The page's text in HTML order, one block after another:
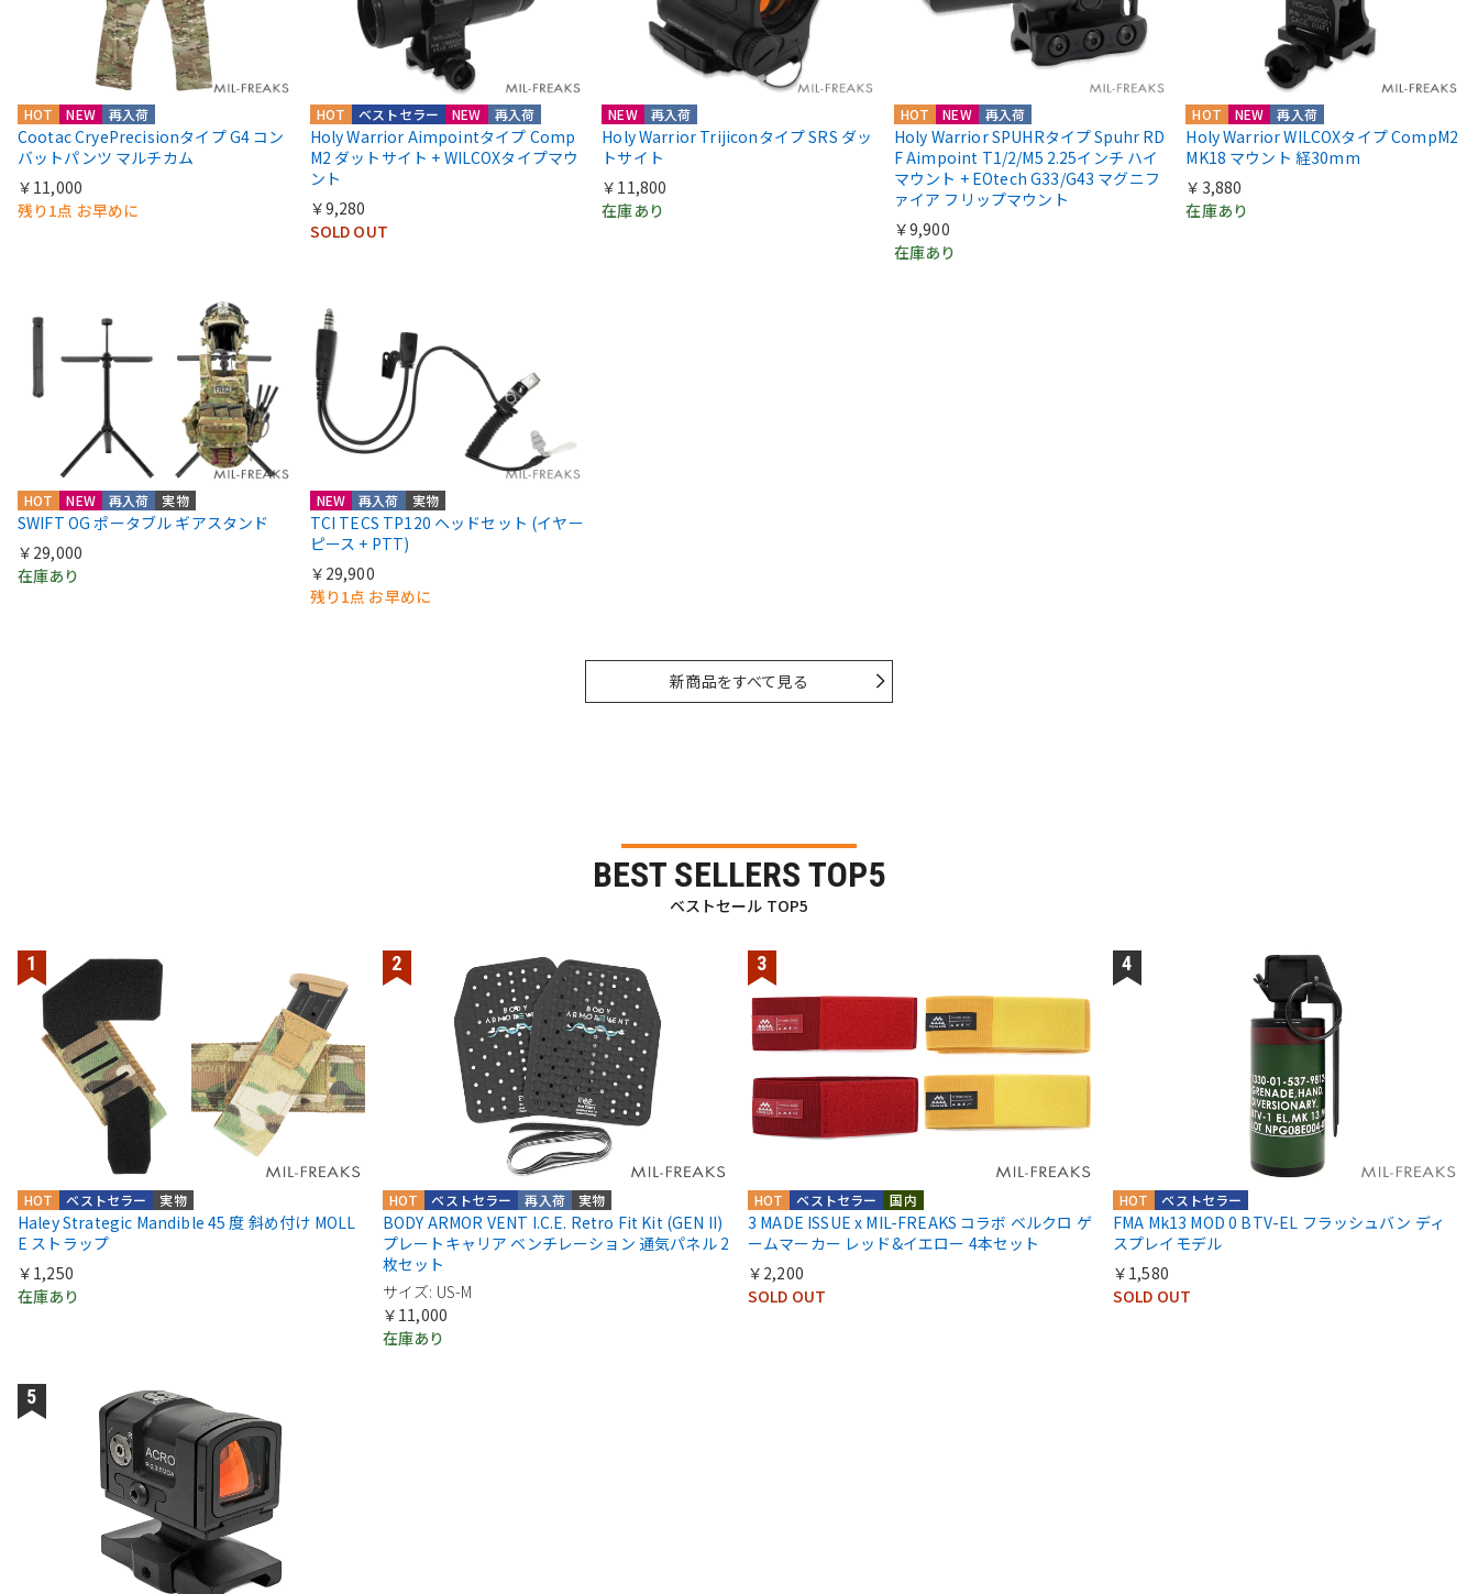
HOT NEW 再入荷
Cootac CryePrecisionタイプ G4 コン
バットパンツ マルチカム
￥11,000
残り1点 お早めに
HOT NEW 再入荷
ベストセラー
Holy Warrior Aimpointタイプ Comp
M2 ダットサイト + WILCOXタイプマウ
ント
￥9,280
SOLD OUT
NEW 再入荷
Holy Warrior Trijiconタイプ SRS ダッ
トサイト
￥11,800
在庫あり
HOT NEW 再入荷
Holy Warrior SPUHRタイプ Spuhr RD
F Aimpoint T1/2/M5 2.25インチ ハイ
マウント + EOtech G33/G43 マグニフ
ァイア フリップマウント
￥9,900
在庫あり
HOT NEW 再入荷
Holy Warrior WILCOXタイプ CompM2
MK18 マウント 経30mm
￥3,880
在庫あり
HOT NEW 再入荷 実物
SWIFT OG ポータブル ギアスタンド
￥29,000
在庫あり
NEW 再入荷 実物
TCI TECS TP120 ヘッドセット (イヤー
ピース + PTT)
￥29,900
残り1点 お早めに
新商品をすべて見る
BEST SELLERS TOP5
ベストセール TOP5
実物
ベストセラー
HOT
Haley Strategic Mandible 45 度 斜め付け MOLL
E ストラップ
￥1,250
在庫あり
実物
再入荷
ベストセラー
HOT
BODY ARMOR VENT I.C.E. Retro Fit Kit (GEN II)
プレートキャリア ベンチレーション 通気パネル 2
枚セット
サイズ: US-M
￥11,000
在庫あり
国内
ベストセラー
HOT
3 MADE ISSUE x MIL-FREAKS コラボ ベルクロ ゲ
ームマーカー レッド&イエロー 4本セット
￥2,200
SOLD OUT
ベストセラー
HOT
FMA Mk13 MOD 0 BTV-EL フラッシュバン ディ
スプレイモデル
￥1,580
SOLD OUT